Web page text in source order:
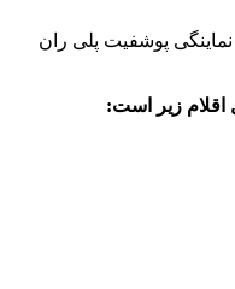
پوشفیت پلی ران
اقلام زیر است: